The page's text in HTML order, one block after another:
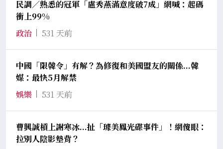
民調／熟悉的冠軍「盧秀燕滿意度破7成」網喊：起碼
衝上99%
政治
531 天前
中國「限韓令」有解？為修復和美國盟友的關係...韓
媒：最快5月解禁
娛樂
531 天前
曹興誠槓上謝寒冰...扯「璩美鳳光碟事件」！網傻眼：
拉別人陰影墊背？